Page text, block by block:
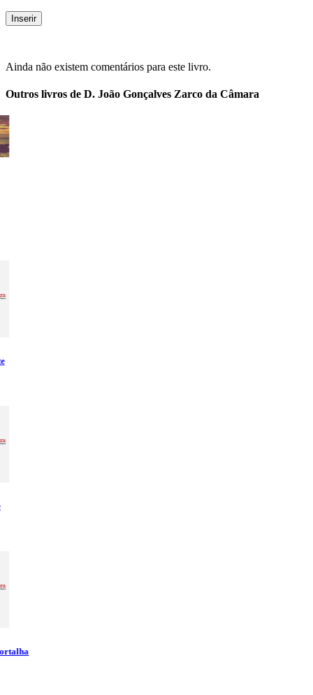
Ainda não existem comentários para este livro.
Outros livros de D. João Gonçalves Zarco da Câmara